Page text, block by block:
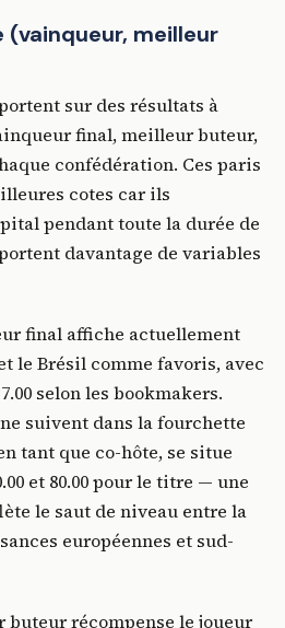
(vainqueur, meilleur
sur des résultats à
final, meilleur buteur,
confédération. Ces paris
cotes car ils
pendant toute la durée de
davantage de variables
final affiche actuellement
le Brésil comme favoris, avec
selon les bookmakers.
suivent dans la fourchette
tant que co-hôte, se situe
et 80.00 pour le titre — une
le saut de niveau entre la
européennes et sud-
récompense le joueur